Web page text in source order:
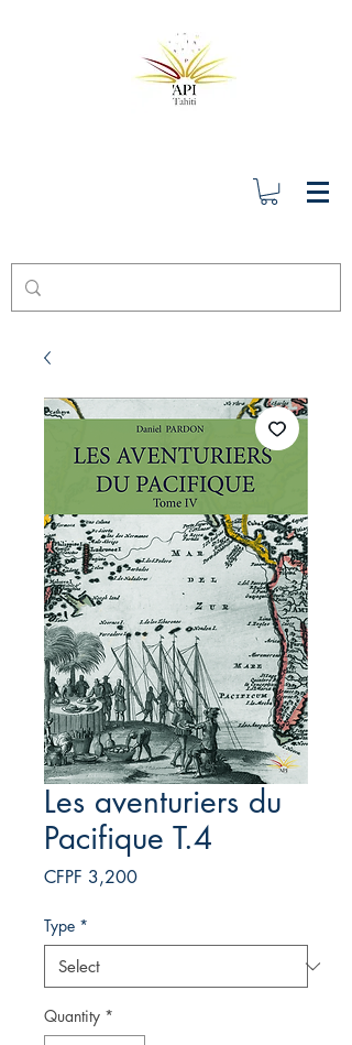
Les aventuriers du
Pacifique T.4
CFPF 3,200Price
Type *
Quantity *